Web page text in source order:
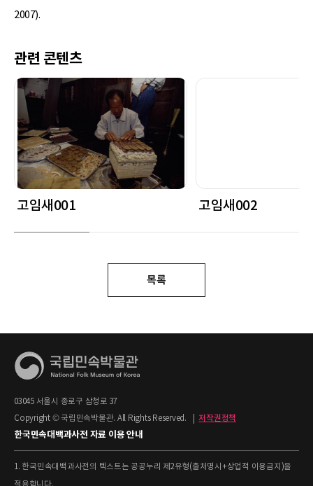
2007).
관련 콘텐츠
고임새001 고임새002
목록
03045 서울시 종로구 삼청로 37
Copyright © 국립민속박물관. All Rights Reserved.
저작권정책
한국민속대백과사전 자료 이용 안내
1. 한국민속대백과사전의 텍스트는 공공누리 제2유형(출처명시+상업적 이용금지)을